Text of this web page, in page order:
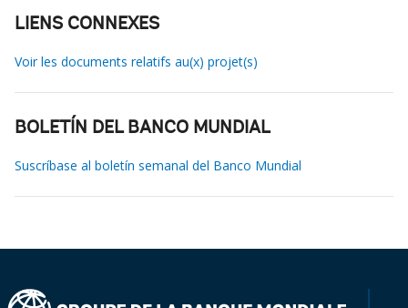
LIENS CONNEXES
Voir les documents relatifs au(x) projet(s)
BOLETÍN DEL BANCO MUNDIAL
Suscríbase al boletín semanal del Banco Mundial